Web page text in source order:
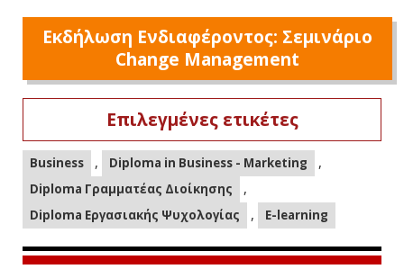
Εκδήλωση Ενδιαφέροντος: Σεμινάριο
Change Management
Επιλεγμένες ετικέτες
Business , Diploma in Business - Marketing ,
Diploma Γραμματέας Διοίκησης ,
Diploma Εργασιακής Ψυχολογίας , E-learning